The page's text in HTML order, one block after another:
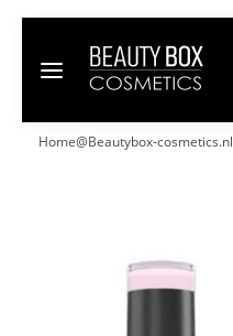
Home@Beautybox-cosmetics.nl